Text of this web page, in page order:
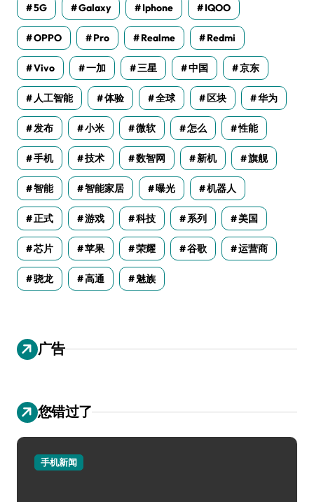
5G Galaxy Iphone IQOO
OPPO Pro Realme Redmi
Vivo 一加 三星 中国 京东
人工智能 体验 全球 区块 华为
发布 小米 微软 怎么 性能
手机 技术 数智网 新机 旗舰
智能 智能家居 曝光 机器人
正式 游戏 科技 系列 美国
芯片 苹果 荣耀 谷歌 运营商
骁龙 高通 魅族
广告
您错过了
手机新闻